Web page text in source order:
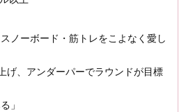
ノーボード・筋トレをこよなく愛し
げ、アンダーパーでラウンドが目標
」